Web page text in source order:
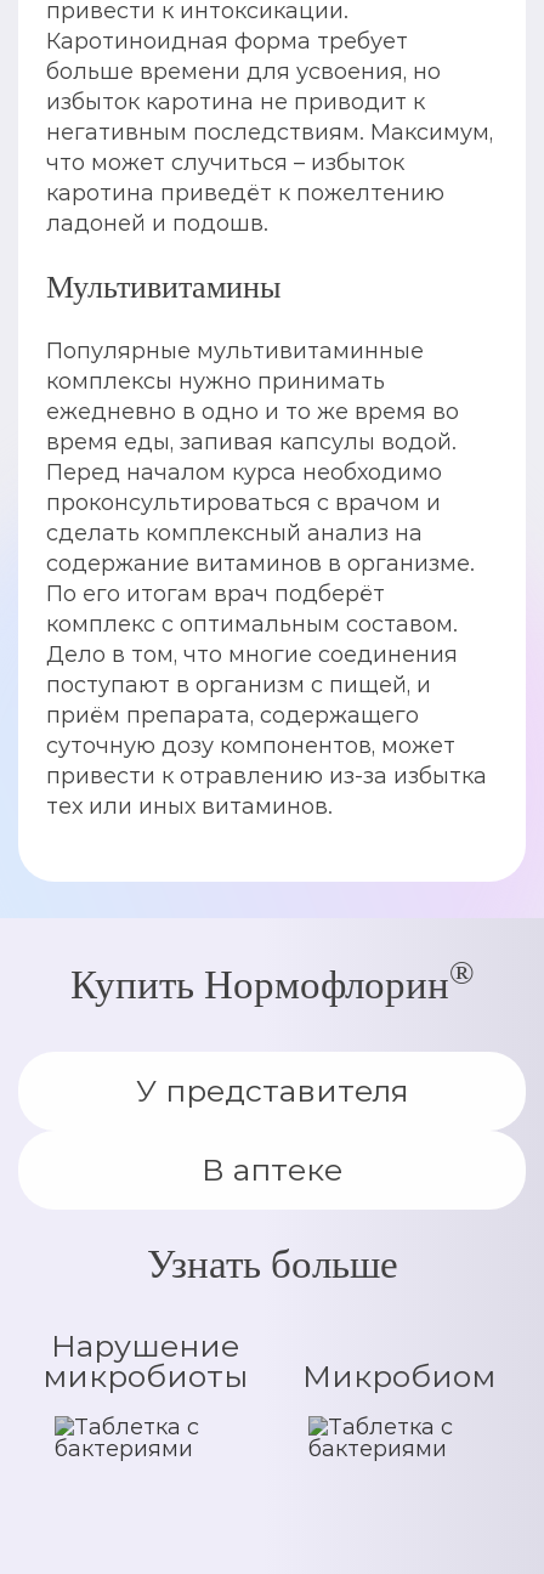
привести к интоксикации.
Каротиноидная форма требует
больше времени для усвоения, но
избыток каротина не приводит к
негативным последствиям. Максимум,
что может случиться – избыток
каротина приведёт к пожелтению
ладоней и подошв.
Мультивитамины
Популярные мультивитаминные
комплексы нужно принимать
ежедневно в одно и то же время во
время еды, запивая капсулы водой.
Перед началом курса необходимо
проконсультироваться с врачом и
сделать комплексный анализ на
содержание витаминов в организме.
По его итогам врач подберёт
комплекс с оптимальным составом.
Дело в том, что многие соединения
поступают в организм с пищей, и
приём препарата, содержащего
суточную дозу компонентов, может
привести к отравлению из-за избытка
тех или иных витаминов.
Купить Нормофлорин®
У представителя
В аптеке
Узнать больше
Нарушение
микробиоты
Микробиом